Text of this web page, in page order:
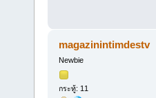
magazinintimdestv
Newbie
กระทู้: 11